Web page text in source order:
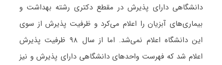
دانشگاهی دارای پذیرش در مقطع دکتری رشته ﺑﻬﺪاﺷﺖ و
ﺑﻴﻤﺎریﻫﺎی آﺑﺰﻳﺎن را اعلام می‌کرد و ظرفیت پذیرش از سوی
این دانشگاه اعلام نمی‌شد. اما از سال ۹۸ ظرفیت پذیرش
اعلام شد که فهرست واحدهای دانشگاهی دارای پذیرش و نیز